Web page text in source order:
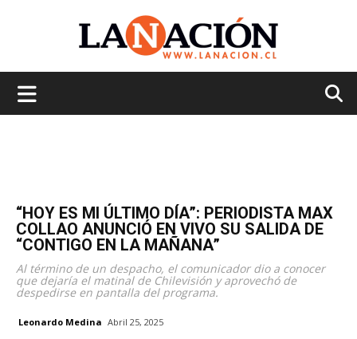
“HOY ES MI ÚLTIMO DÍA”: PERIODISTA MAX
COLLAO ANUNCIÓ EN VIVO SU SALIDA DE
“CONTIGO EN LA MAÑANA”
Al término de un despacho, el comunicador dio a conocer
que dejaría el matinal de Chilevisión y aprovechó de
despedirse en pantalla del programa.
Leonardo Medina Abril 25, 2025